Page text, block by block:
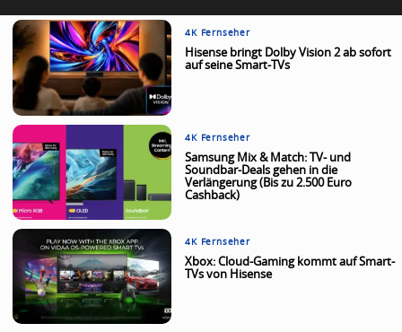
4K Fernseher
Hisense bringt Dolby Vision 2 ab sofort
auf seine Smart-TVs
4K Fernseher
Samsung Mix & Match: TV- und
Soundbar-Deals gehen in die
Verlängerung (Bis zu 2.500 Euro
Cashback)
4K Fernseher
Xbox: Cloud-Gaming kommt auf Smart-
TVs von Hisense